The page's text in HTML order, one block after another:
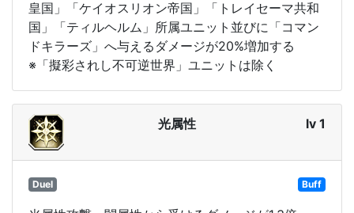
皇国」「ケイオスリオン帝国」「トレイセーマ共和
国」「ティルヘルム」所属ユニット並びに「コマン
ドキラーズ」へ与えるダメージが20%増加する
※「擬彩されし不可逆世界」ユニットは除く
光属性 lv 1
Duel Buff